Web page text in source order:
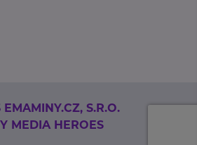
S.R.O.
MEDIA HEROES